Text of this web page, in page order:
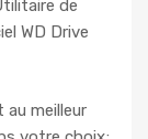
de
WD Drive
au meilleur